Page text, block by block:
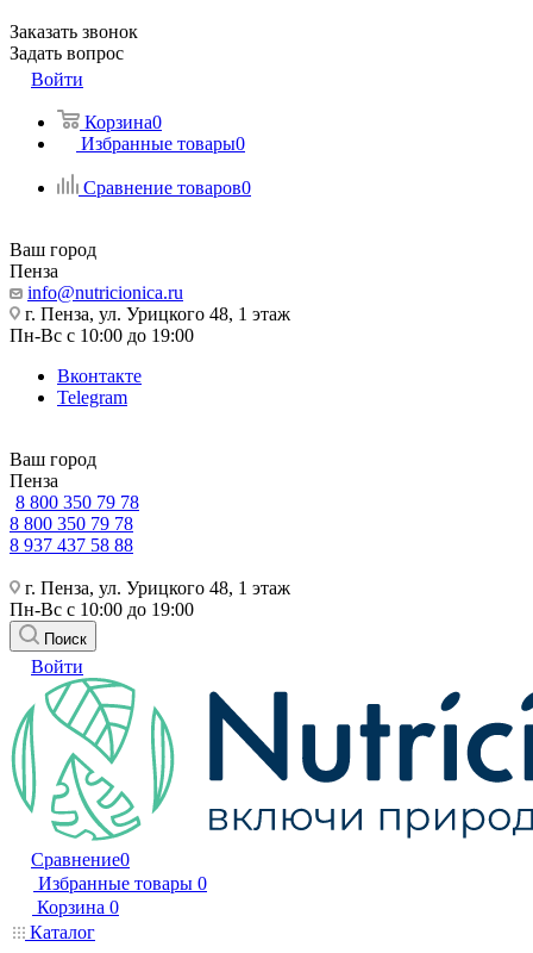
Заказать звонок
Задать вопрос
Войти
Корзина0
Избранные товары0
Сравнение товаров0
Ваш город
Пенза
info@nutricionica.ru
г. Пенза, ул. Урицкого 48, 1 этаж
Пн-Вс с 10:00 до 19:00
Вконтакте
Telegram
Ваш город
Пенза
8 800 350 79 78
8 800 350 79 78
8 937 437 58 88
г. Пенза, ул. Урицкого 48, 1 этаж
Пн-Вс с 10:00 до 19:00
Поиск
Войти
Сравнение0
Избранные товары 0
Корзина 0
Каталог